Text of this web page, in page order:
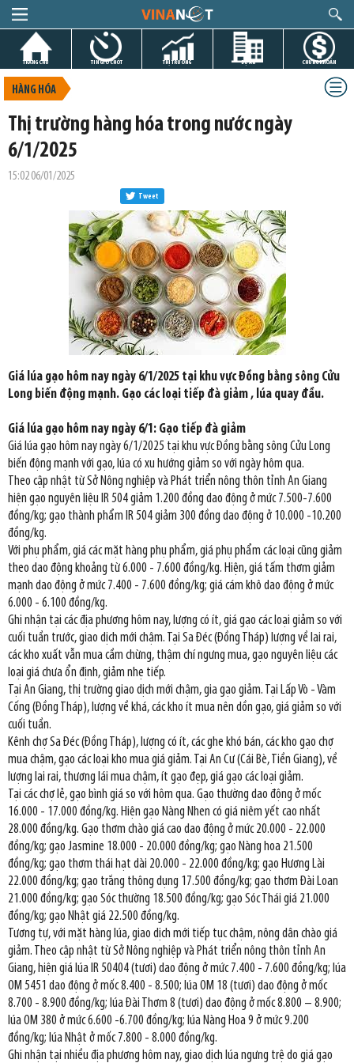
TRANG CHỦ TIN GIỜ CHÓT THỊ TRƯỜNG DỰ ÁN CHỨNG KHOÁN
HÀNG HÓA
Thị trường hàng hóa trong nước ngày
6/1/2025
15:02 06/01/2025
Tweet
Giá lúa gạo hôm nay ngày 6/1/2025 tại khu vực Đồng bằng sông Cửu
Long biến động mạnh. Gạo các loại tiếp đà giảm , lúa quay đầu.
Giá lúa gạo hôm nay ngày 6/1: Gạo tiếp đà giảm
Giá lúa gạo hôm nay ngày 6/1/2025 tại khu vực Đồng bằng sông Cửu Long
biến động mạnh với gạo, lúa có xu hướng giảm so với ngày hôm qua.
Theo cập nhật từ Sở Nông nghiệp và Phát triển nông thôn tỉnh An Giang
hiện gạo nguyên liệu IR 504 giảm 1.200 đồng dao động ở mức 7.500-7.600
đồng/kg; gạo thành phẩm IR 504 giảm 300 đồng dao động ở 10.000 -10.200
đồng/kg.
Với phụ phẩm, giá các mặt hàng phụ phẩm, giá phụ phẩm các loại cũng giảm
theo dao động khoảng từ 6.000 - 7.600 đồng/kg. Hiện, giá tấm thơm giảm
mạnh dao động ở mức 7.400 - 7.600 đồng/kg; giá cám khô dao động ở mức
6.000 - 6.100 đồng/kg.
Ghi nhận tại các địa phương hôm nay, lượng có ít, giá gạo các loại giảm so với
cuối tuần trước, giao dịch mới chậm. Tại Sa Đéc (Đồng Tháp) lượng về lai rai,
các kho xuất vẫn mua cầm chừng, thậm chí ngưng mua, gạo nguyên liệu các
loại giá chưa ổn định, giảm nhẹ tiếp.
Tại An Giang, thị trường giao dịch mới chậm, gia gạo giảm. Tại Lấp Vò - Vàm
Cống (Đồng Tháp), lượng về khá, các kho ít mua nên dồn gạo, giá giảm so với
cuối tuần.
Kênh chợ Sa Đéc (Đồng Tháp), lượng có ít, các ghe khó bán, các kho gạo chợ
mua chậm, gạo các loại kho mua giá giảm. Tại An Cư (Cái Bè, Tiền Giang), về
lượng lai rai, thương lái mua chậm, ít gạo đẹp, giá gạo các loại giảm.
Tại các chợ lẻ, gạo bình giá so với hôm qua. Gạo thường dao động ở mốc
16.000 - 17.000 đồng/kg. Hiện gạo Nàng Nhen có giá niêm yết cao nhất
28.000 đồng/kg. Gạo thơm chào giá cao dao động ở mức 20.000 - 22.000
đồng/kg; gạo Jasmine 18.000 - 20.000 đồng/kg; gạo Nàng hoa 21.500
đồng/kg; gạo thơm thái hạt dài 20.000 - 22.000 đồng/kg; gạo Hương Lài
22.000 đồng/kg; gạo trắng thông dụng 17.500 đồng/kg; gạo thơm Đài Loan
21.000 đồng/kg; gạo Sóc thường 18.500 đồng/kg; gạo Sóc Thái giá 21.000
đồng/kg; gạo Nhật giá 22.500 đồng/kg.
Tương tự, với mặt hàng lúa, giao dịch mới tiếp tục chậm, nông dân chào giá
giảm. Theo cập nhật từ Sở Nông nghiệp và Phát triển nông thôn tỉnh An
Giang, hiện giá lúa IR 50404 (tươi) dao động ở mức 7.400 - 7.600 đồng/kg; lúa
OM 5451 dao động ở mốc 8.400 - 8.500; lúa OM 18 (tươi) dao động ở mốc
8.700 - 8.900 đồng/kg; lúa Đài Thơm 8 (tươi) dao động ở mốc 8.800 – 8.900;
lúa OM 380 ở mức 6.600 -6.700 đồng/kg; lúa Nàng Hoa 9 ở mức 9.200
đồng/kg; lúa Nhật ở mốc 7.800 - 8.000 đồng/kg.
Ghi nhận tại nhiều địa phương hôm nay, giao dịch lúa ngưng trệ do giá gạo